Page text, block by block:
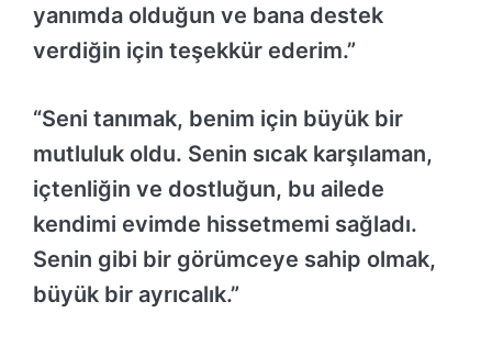
yanımda olduğun ve bana destek
verdiğin için teşekkür ederim.”
“Seni tanımak, benim için büyük bir
mutluluk oldu. Senin sıcak karşılaman,
içtenliğin ve dostluğun, bu ailede
kendimi evimde hissetmemi sağladı.
Senin gibi bir görümceye sahip olmak,
büyük bir ayrıcalık.”